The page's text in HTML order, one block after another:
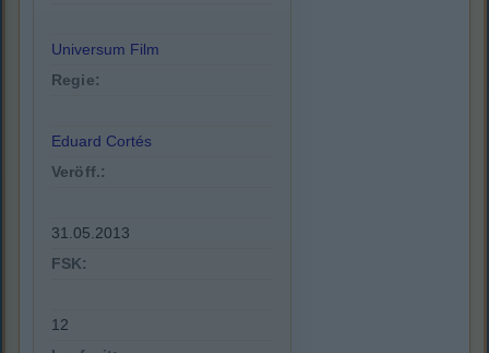
Universum Film
Regie:
Eduard Cortés
Veröff.:
31.05.2013
FSK:
12